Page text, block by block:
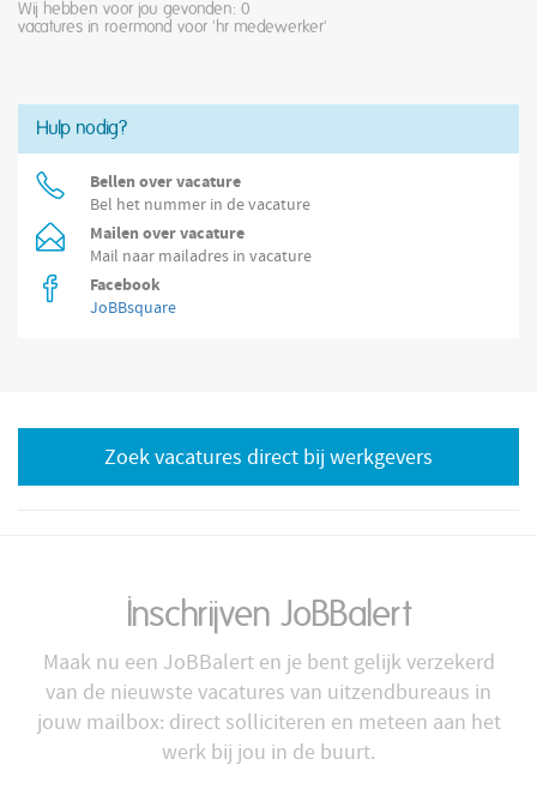
Wij hebben voor jou gevonden: 0
vacatures in roermond voor 'hr medewerker'
Hulp nodig?
Bellen over vacature
Bel het nummer in de vacature
Mailen over vacature
Mail naar mailadres in vacature
Facebook
JoBBsquare
Zoek vacatures direct bij werkgevers
Inschrijven JoBBalert
Maak nu een JoBBalert en je bent gelijk verzekerd
van de nieuwste vacatures van uitzendbureaus in
jouw mailbox: direct solliciteren en meteen aan het
werk bij jou in de buurt.